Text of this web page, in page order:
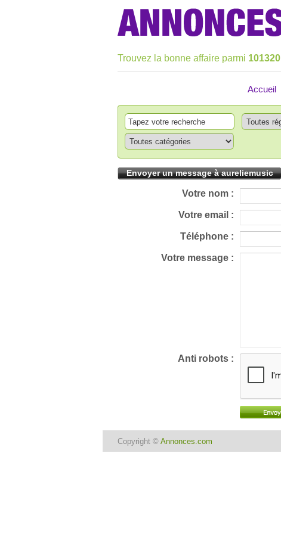
Trouvez la bonne affaire parmi 101320
Accueil
Envoyer un message à aureliemusic
Votre nom :
Votre email :
Téléphone :
Votre message :
Anti robots :
Copyright © Annonces.com